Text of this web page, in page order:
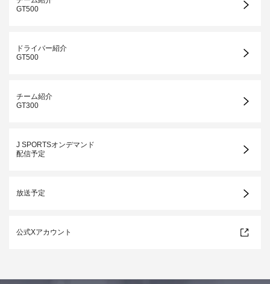
GT500
ドライバー紹介
GT500
チーム紹介
GT300
J SPORTSオンデマンド
配信予定
放送予定
公式Xアカウント